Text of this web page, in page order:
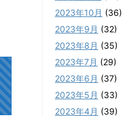
2023年10月 (36)
2023年9月 (32)
2023年8月 (35)
2023年7月 (29)
2023年6月 (37)
2023年5月 (33)
2023年4月 (39)